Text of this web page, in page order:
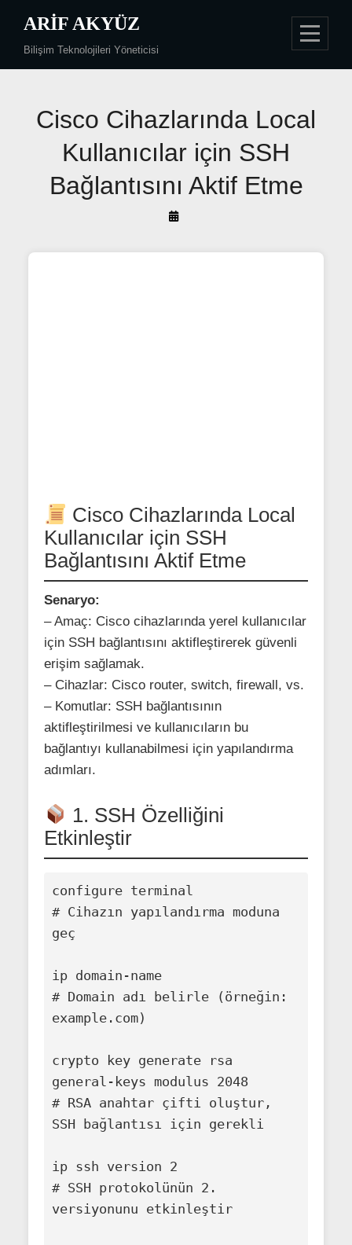
content
ARIF AKYÜZ
Bilişim Teknolojileri Yöneticisi
Cisco Cihazlarında Local
Kullanıcılar için SSH
Bağlantısını Aktif Etme
By
Akyüz
Cisco Cihazlarında Local
Kullanıcılar için SSH
Bağlantısını Aktif Etme
Senaryo:
– Amaç: Cisco cihazlarında yerel kullanıcılar
için SSH bağlantısını aktifleştirerek güvenli
erişim sağlamak.
– Cihazlar: Cisco router, switch, firewall, vs.
– Komutlar: SSH bağlantısının
aktifleştirilmesi ve kullanıcıların bu
bağlantıyı kullanabilmesi için yapılandırma
adımları.
1. SSH Özelliğini
Etkinleştir
configure terminal
# Cihazın yapılandırma moduna
geç
ip domain-name
# Domain adı belirle (örneğin:
example.com)
crypto key generate rsa
general-keys modulus 2048
# RSA anahtar çifti oluştur,
SSH bağlantısı için gerekli
ip ssh version 2
# SSH protokolünün 2.
versiyonunu etkinleştir
Yazı